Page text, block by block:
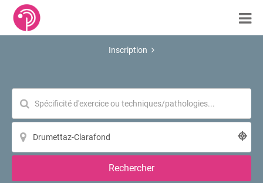
Inscription
Rechercher